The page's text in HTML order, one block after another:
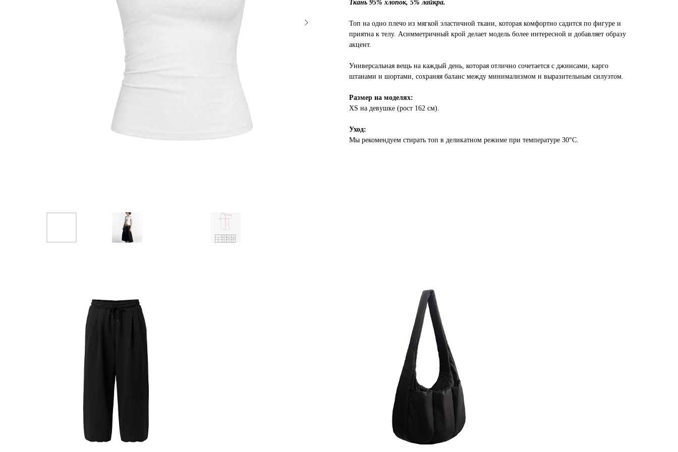
Ткань 95% хлопок, 5% лайкра.
Топ на одно плечо из мягкой эластичной ткани, которая комфортно садится по фигуре и
приятна к телу. Асимметричный крой делает модель более интересной и добавляет образу
акцент.
Универсальная вещь на каждый день, которая отлично сочетается с джинсами, карго
штанами и шортами, сохраняя баланс между минимализмом и выразительным силуэтом.
Размер на моделях:
XS на девушке (рост 162 см).
Уход:
Мы рекомендуем стирать топ в деликатном режиме при температуре 30°C.